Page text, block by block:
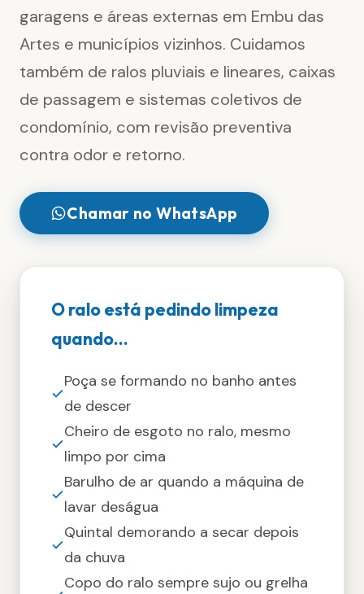
garagens e áreas externas em Embu das
Artes e municípios vizinhos. Cuidamos
também de ralos pluviais e lineares, caixas
de passagem e sistemas coletivos de
condomínio, com revisão preventiva
contra odor e retorno.
Chamar no WhatsApp
O ralo está pedindo limpeza
quando...
Poça se formando no banho antes
de descer
Cheiro de esgoto no ralo, mesmo
limpo por cima
Barulho de ar quando a máquina de
lavar deságua
Quintal demorando a secar depois
da chuva
Copo do ralo sempre sujo ou grelha